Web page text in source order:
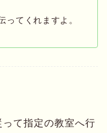
てくれますよ。
て指定の教室へ行